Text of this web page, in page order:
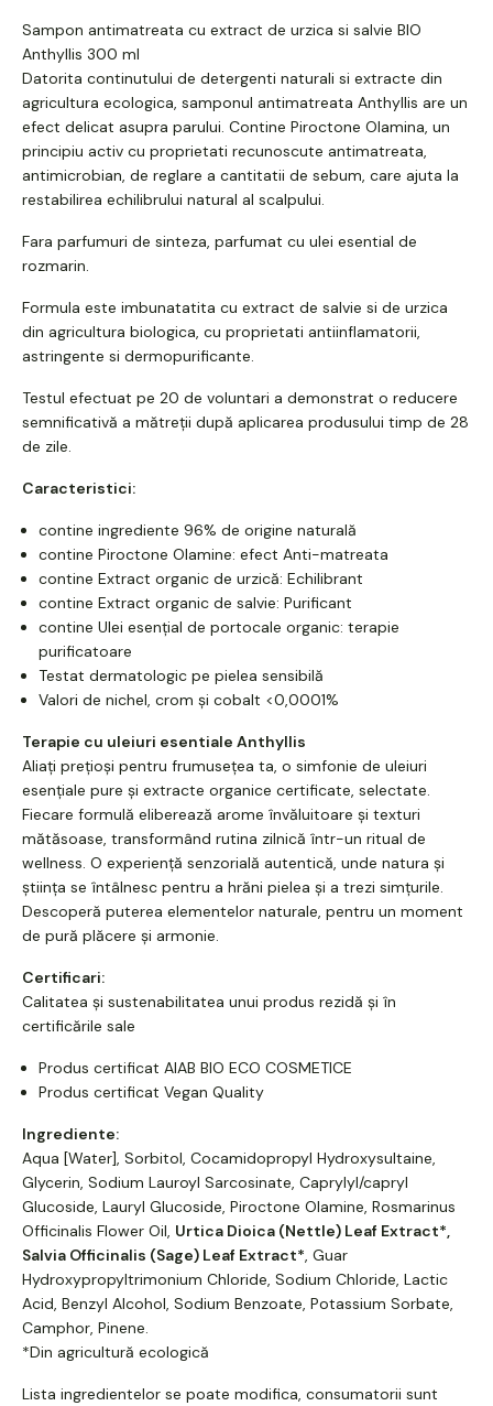
Sampon antimatreata cu extract de urzica si salvie BIO
Anthyllis 300 ml
Datorita continutului de detergenti naturali si extracte din
agricultura ecologica, samponul antimatreata Anthyllis are un
efect delicat asupra parului. Contine Piroctone Olamina, un
principiu activ cu proprietati recunoscute antimatreata,
antimicrobian, de reglare a cantitatii de sebum, care ajuta la
restabilirea echilibrului natural al scalpului.
Fara parfumuri de sinteza, parfumat cu ulei esential de
rozmarin.
Formula este imbunatatita cu extract de salvie si de urzica
din agricultura biologica, cu proprietati antiinflamatorii,
astringente si dermopurificante.
Testul efectuat pe 20 de voluntari a demonstrat o reducere
semnificativă a mătreții după aplicarea produsului timp de 28
de zile.
Caracteristici:
contine ingrediente 96% de origine naturală
contine Piroctone Olamine: efect Anti-matreata
contine Extract organic de urzică: Echilibrant
contine Extract organic de salvie: Purificant
contine Ulei esențial de portocale organic: terapie
purificatoare
Testat dermatologic pe pielea sensibilă
Valori de nichel, crom și cobalt <0,0001%
Terapie cu uleiuri esentiale Anthyllis
Aliați prețioși pentru frumusețea ta, o simfonie de uleiuri
esențiale pure și extracte organice certificate, selectate.
Fiecare formulă eliberează arome învăluitoare și texturi
mătăsoase, transformând rutina zilnică într-un ritual de
wellness. O experiență senzorială autentică, unde natura și
știința se întâlnesc pentru a hrăni pielea și a trezi simțurile.
Descoperă puterea elementelor naturale, pentru un moment
de pură plăcere și armonie.
Certificari:
Calitatea și sustenabilitatea unui produs rezidă și în
certificările sale
Produs certificat AIAB BIO ECO COSMETICE
Produs certificat Vegan Quality
Ingrediente:
Aqua [Water], Sorbitol, Cocamidopropyl Hydroxysultaine,
Glycerin, Sodium Lauroyl Sarcosinate, Caprylyl/capryl
Glucoside, Lauryl Glucoside, Piroctone Olamine, Rosmarinus
Officinalis Flower Oil, Urtica Dioica (Nettle) Leaf Extract*,
Salvia Officinalis (Sage) Leaf Extract*, Guar
Hydroxypropyltrimonium Chloride, Sodium Chloride, Lactic
Acid, Benzyl Alcohol, Sodium Benzoate, Potassium Sorbate,
Camphor, Pinene.
*Din agricultură ecologică
Lista ingredientelor se poate modifica, consumatorii sunt